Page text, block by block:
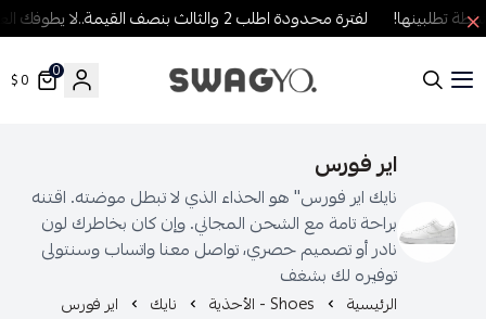
لفترة محدودة اطلب 2 والثالث بنصف القيمة..لا يطوفك العرض!
SWAGYO FASHION
0 $
اير فورس
نايك اير فورس" هو الحذاء الذي لا تبطل موضته. اقتنه
براحة تامة مع الشحن المجاني. وإن كان بخاطرك لون
نادر أو تصميم حصري، تواصل معنا واتساب وسنتولى
توفيره لك بشغف
الرئيسية Shoes - الأحذية نايك اير فورس